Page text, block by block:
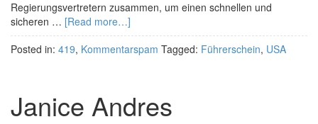
Regierungsvertretern zusammen, um einen schnellen und
sicheren … [Read more…]
Posted in: 419, Kommentarspam Tagged: Führerschein, USA
Janice Andres